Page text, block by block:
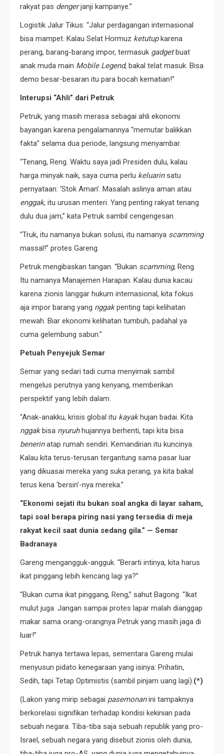
rakyat pas dengerjanji kampanye.”
Logistik Jalur Tikus: “Jalur perdagangan internasional
bisa mampet. Kalau Selat Hormuz ketutupkarena
perang, barang-barang impor, termasuk gadgetbuat
anak muda main Mobile Legend, bakal telat masuk. Bisa
demo besar-besaran itu para bocah kematian!”
Interupsi “Ahli” dari Petruk
Petruk, yang masih merasa sebagai ahli ekonomi
bayangan karena pengalamannya “memutar balikkan
fakta” selama dua periode, langsung menyambar.
“Tenang, Reng. Waktu saya jadi Presiden dulu, kalau
harga minyak naik, saya cuma perlu keluarinsatu
pernyataan: ‘Stok Aman’. Masalah aslinya aman atau
enggak, itu urusan menteri. Yang penting rakyat tenang
dulu dua jam,” kata Petruk sambil cengengesan.
“Truk, itu namanya bukan solusi, itu namanya scamming
massal!” protes Gareng.
Petruk mengibaskan tangan. “Bukan scamming, Reng.
Itu namanya Manajemen Harapan. Kalau dunia kacau
karena zionis langgar hukum internasional, kita fokus
aja impor barang yang nggakpenting tapi kelihatan
mewah. Biar ekonomi kelihatan tumbuh, padahal ya
cuma gelembung sabun.”
Petuah Penyejuk Semar
Semar yang sedari tadi cuma menyimak sambil
mengelus perutnya yang kenyang, memberikan
perspektif yang lebih dalam.
“Anak-anakku, krisis global itu kayakhujan badai. Kita
nggakbisa nyuruhhujannya berhenti, tapi kita bisa
benerinatap rumah sendiri. Kemandirian itu kuncinya.
Kalau kita terus-terusan tergantung sama pasar luar
yang dikuasai mereka yang suka perang, ya kita bakal
terus kena ‘bersin’-nya mereka.”
“Ekonomi sejati itu bukan soal angka di layar saham,
tapi soal berapa piring nasi yang tersedia di meja
rakyat kecil saat dunia sedang gila.” — Semar
Badranaya
Gareng mengangguk-angguk. “Berarti intinya, kita harus
ikat pinggang lebih kencang lagi ya?”
“Bukan cuma ikat pinggang, Reng,” sahut Bagong. “Ikat
mulut juga. Jangan sampai protes lapar malah dianggap
makar sama orang-orangnya Petruk yang masih jaga di
luar!”
Petruk hanya tertawa lepas, sementara Gareng mulai
menyusun pidato kenegaraan yang isinya: Prihatin,
Sedih, tapi Tetap Optimistis (sambil pinjam uang lagi). (*)
(Lakon yang mirip sebagai pasemonanini tampaknya
berkorelasi signifikan terhadap kondisi kekinian pada
sebuah negara. Tiba-tiba saja sebuah republik yang pro-
Israel, sebuah negara yang disebut zionis oleh dunia,